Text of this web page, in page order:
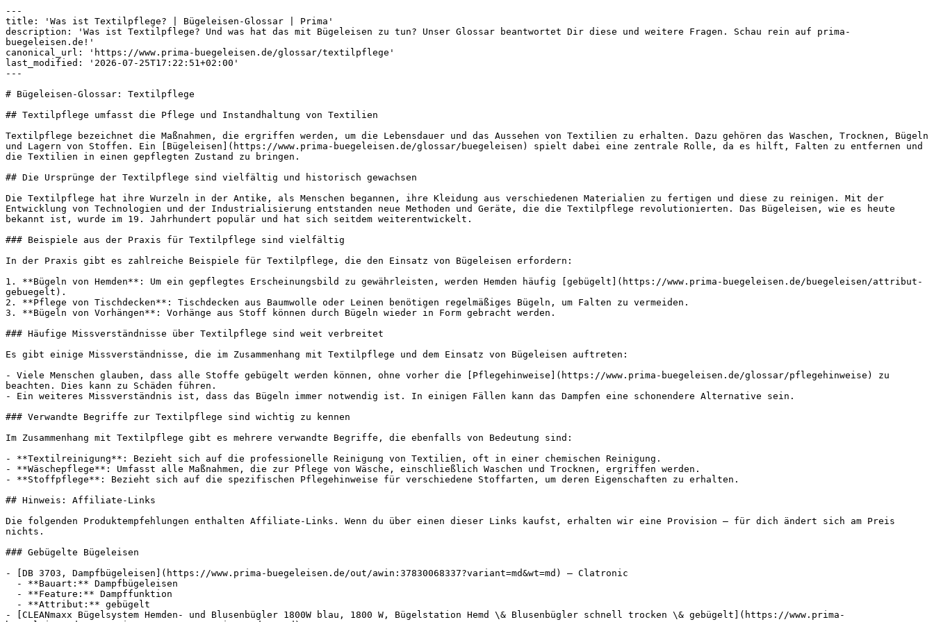
---
title: 'Was ist Textilpflege? | Bügeleisen-Glossar | Prima'
description: 'Was ist Textilpflege? Und was hat das mit Bügeleisen zu tun? Unser Glossar beantwortet Dir diese und weitere Fragen. Schau rein auf prima-
buegeleisen.de!'
canonical_url: 'https://www.prima-buegeleisen.de/glossar/textilpflege'
last_modified: '2026-07-25T17:22:51+02:00'
---
# Bügeleisen-Glossar: Textilpflege
## Textilpflege umfasst die Pflege und Instandhaltung von Textilien
Textilpflege bezeichnet die Maßnahmen, die ergriffen werden, um die Lebensdauer und das Aussehen von Textilien zu erhalten. Dazu gehören das Waschen, Trocknen, Bügeln
und Lagern von Stoffen. Ein [Bügeleisen](https://www.prima-buegeleisen.de/glossar/buegeleisen) spielt dabei eine zentrale Rolle, da es hilft, Falten zu entfernen und
die Textilien in einen gepflegten Zustand zu bringen.
## Die Ursprünge der Textilpflege sind vielfältig und historisch gewachsen
Die Textilpflege hat ihre Wurzeln in der Antike, als Menschen begannen, ihre Kleidung aus verschiedenen Materialien zu fertigen und diese zu reinigen. Mit der
Entwicklung von Technologien und der Industrialisierung entstanden neue Methoden und Geräte, die die Textilpflege revolutionierten. Das Bügeleisen, wie es heute
bekannt ist, wurde im 19. Jahrhundert populär und hat sich seitdem weiterentwickelt.
### Beispiele aus der Praxis für Textilpflege sind vielfältig
In der Praxis gibt es zahlreiche Beispiele für Textilpflege, die den Einsatz von Bügeleisen erfordern:
1. **Bügeln von Hemden**: Um ein gepflegtes Erscheinungsbild zu gewährleisten, werden Hemden häufig [gebügelt](https://www.prima-buegeleisen.de/buegeleisen/attribut-
gebuegelt).
2. **Pflege von Tischdecken**: Tischdecken aus Baumwolle oder Leinen benötigen regelmäßiges Bügeln, um Falten zu vermeiden.
3. **Bügeln von Vorhängen**: Vorhänge aus Stoff können durch Bügeln wieder in Form gebracht werden.
### Häufige Missverständnisse über Textilpflege sind weit verbreitet
Es gibt einige Missverständnisse, die im Zusammenhang mit Textilpflege und dem Einsatz von Bügeleisen auftreten:
- Viele Menschen glauben, dass alle Stoffe gebügelt werden können, ohne vorher die [Pflegehinweise](https://www.prima-buegeleisen.de/glossar/pflegehinweise) zu
beachten. Dies kann zu Schäden führen.
- Ein weiteres Missverständnis ist, dass das Bügeln immer notwendig ist. In einigen Fällen kann das Dampfen eine schonendere Alternative sein.
### Verwandte Begriffe zur Textilpflege sind wichtig zu kennen
Im Zusammenhang mit Textilpflege gibt es mehrere verwandte Begriffe, die ebenfalls von Bedeutung sind:
- **Textilreinigung**: Bezieht sich auf die professionelle Reinigung von Textilien, oft in einer chemischen Reinigung.
- **Wäschepflege**: Umfasst alle Maßnahmen, die zur Pflege von Wäsche, einschließlich Waschen und Trocknen, ergriffen werden.
- **Stoffpflege**: Bezieht sich auf die spezifischen Pflegehinweise für verschiedene Stoffarten, um deren Eigenschaften zu erhalten.
## Hinweis: Affiliate-Links
Die folgenden Produktempfehlungen enthalten Affiliate-Links. Wenn du über einen dieser Links kaufst, erhalten wir eine Provision — für dich ändert sich am Preis
nichts.
### Gebügelte Bügeleisen
- [DB 3703, Dampfbügeleisen](https://www.prima-buegeleisen.de/out/awin:37830068337?variant=md&wt=md) — Clatronic
- [CLEANmaxx Bügelsystem Hemden- und Blusenbügler 1800W blau, 1800 W, Bügelstation Hemd \& Blusenbügler schnell trocken \& gebügelt](https://www.prima-